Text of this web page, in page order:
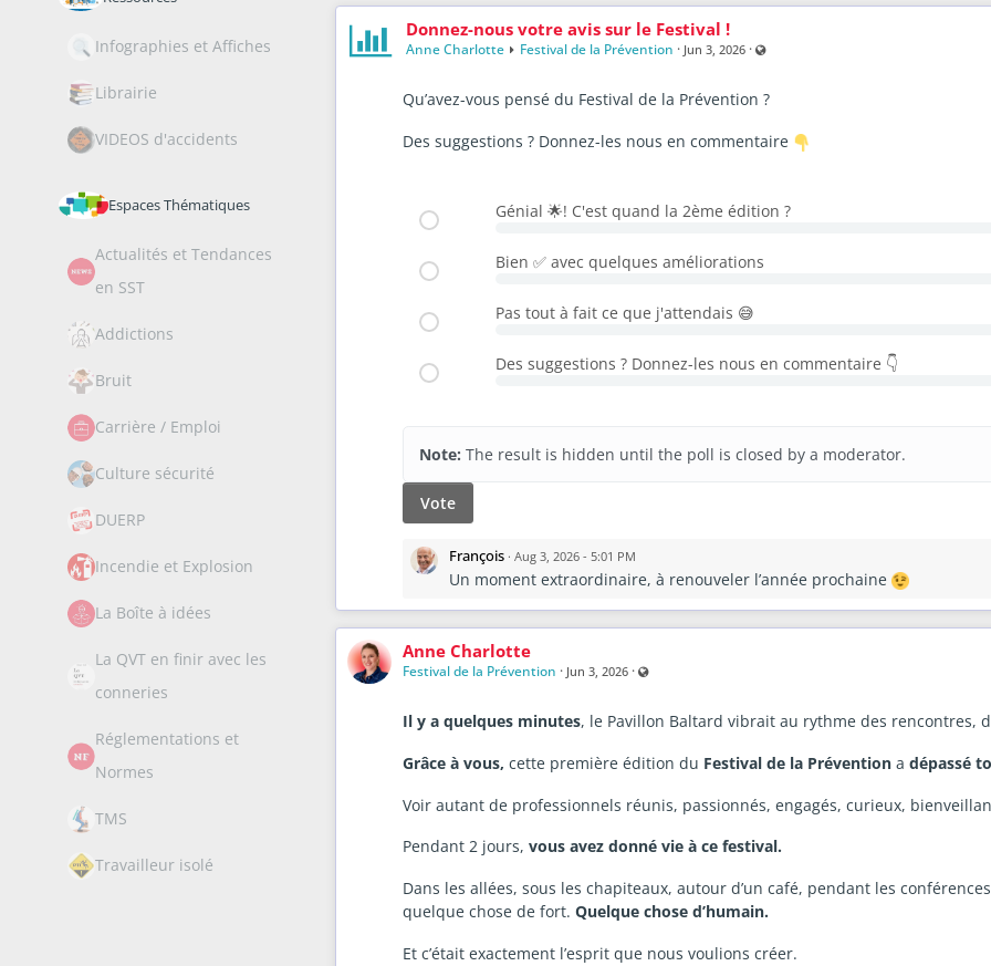
Infographies et Affiches
Librairie
VIDEOS d'accidents
Espaces Thématiques
Actualités et Tendances
en SST
Addictions
Bruit
Carrière / Emploi
Culture sécurité
DUERP
Incendie et Explosion
La Boîte à idées
La QVT en finir avec les
conneries
Réglementations et
Normes
TMS
Travailleur isolé
Santé des femmes au travail : un angle mort de la prévention ?
Pourquoi votre bureau vous rend malade ?Avec Alexandre DANA
Santé mentale au travail : risques et opportunités stratégiques.
Prévention & ludopédagogie.Avec Julian Alvarez
Le Club Inforisquerassemble gratuitement les professionnels de la prévention
webinaires et de nombreuses ressources pour rester informé toute l'année.
Donnez-nous votre avis sur le Festival !
Anne Charlotte Festival de la Prévention · Jun 3, 2026 · Visible also to unregistered users
Qu’avez-vous pensé du Festival de la Prévention ?
Des suggestions ? Donnez-les nous en commentaire
Génial 🌟! C'est quand la 2ème édition ?
Bien ✅ avec quelques améliorations
Pas tout à fait ce que j'attendais 😅
Des suggestions ? Donnez-les nous en commentaire 👇
Note: The result is hidden until the poll is closed by a moderator.
Vote
François · Aug 3, 2026 - 5:01 PM
Un moment extraordinaire, à renouveler l’année prochaine
Anne Charlotte
Festival de la Prévention · Jun 3, 2026 · Visible also to unregistered users
Il y a quelques minutes, le Pavillon Baltard vibrait au rythme des rencontres,
Grâce à vous, cette première édition du Festival de la Préventiona dépassé
Voir autant de professionnels réunis, passionnés, engagés, curieux,
Pendant 2 jours, vous avez donné vie à ce festival.
Dans les allées, sous les chapiteaux, autour d’un café, pendant les
quelque chose de fort. Quelque chose d’humain.
Et c’était exactement l’esprit que nous voulions créer.